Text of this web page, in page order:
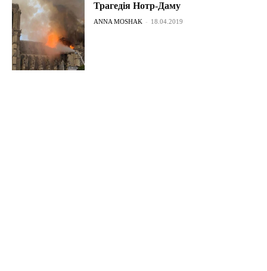
Трагедія Нотр-Даму
ANNA MOSHAK - 18.04.2019